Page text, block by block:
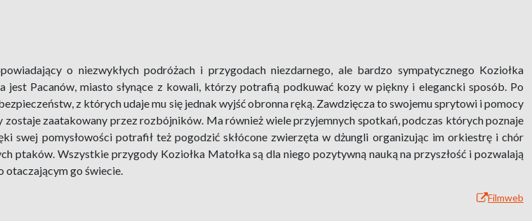
o niezwykłych podróżach i przygodach niezdarnego, ale bardzo sympatycznego Koziołka
jest Pacanów, miasto słynące z kowali, którzy potrafią podkuwać kozy w piękny i elegancki sposób. Po
z których udaje mu się jednak wyjść obronna ręką. Zawdzięcza to swojemu sprytowi i pomocy
zostaje zaatakowany przez rozbójników. Ma również wiele przyjemnych spotkań, podczas których poznaje
swej pomysłowości potrafił też pogodzić skłócone zwierzęta w dżungli organizując im orkiestrę i chór
ptaków. Wszystkie przygody Koziołka Matołka są dla niego pozytywną nauką na przyszłość i pozwalają
otaczającym go świecie.
Filmweb